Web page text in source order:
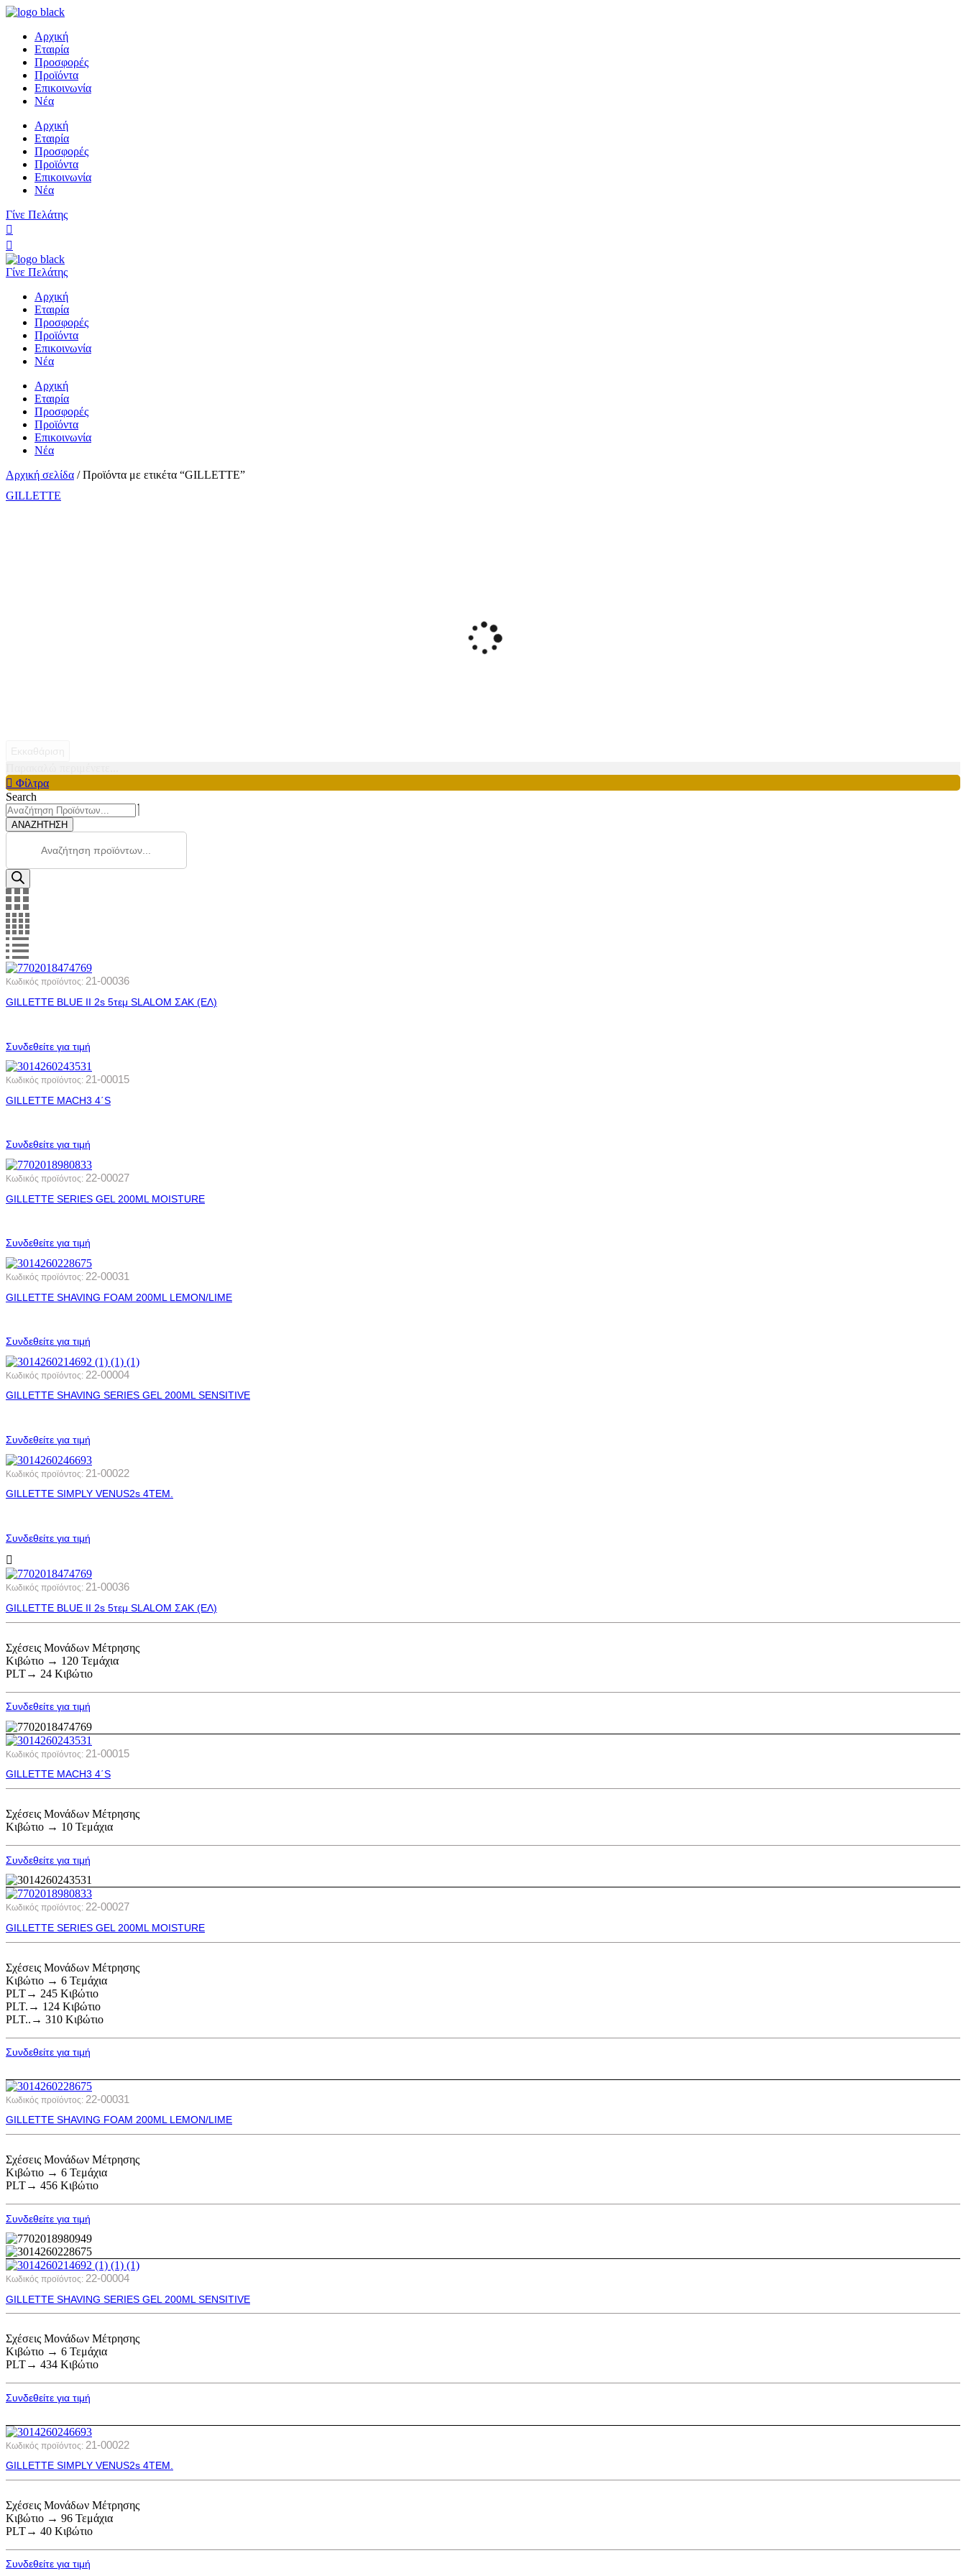
Αρχική
Εταιρία
Προσφορές
Προϊόντα
Επικοινωνία
Νέα
Αρχική
Εταιρία
Προσφορές
Προϊόντα
Επικοινωνία
Νέα
Γίνε Πελάτης
Γίνε Πελάτης
Αρχική
Εταιρία
Προσφορές
Προϊόντα
Επικοινωνία
Νέα
Αρχική
Εταιρία
Προσφορές
Προϊόντα
Επικοινωνία
Νέα
Αρχική σελίδα / Προϊόντα με ετικέτα “GILLETTE”
GILLETTE
Φίλτρα
Search
ΑΝΑΖΗΤΗΣΗ
Products
Κωδικός προϊόντος: 21-00036
GILLETTE BLUE ΙΙ 2s 5τεμ SLALOM ΣΑΚ (ΕΛ)
Συνδεθείτε για τιμή
Κωδικός προϊόντος: 21-00015
GILLETTE MACH3 4΄S
Συνδεθείτε για τιμή
Κωδικός προϊόντος: 22-00027
GILLETTE SERIES GEL 200ML MOISTURE
Συνδεθείτε για τιμή
Κωδικός προϊόντος: 22-00031
GILLETTE SHAVING FOAM 200ML LEMON/LIME
Συνδεθείτε για τιμή
Κωδικός προϊόντος: 22-00004
GILLETTE SHAVING SERIES GEL 200ML SENSITIVE
Συνδεθείτε για τιμή
Κωδικός προϊόντος: 21-00022
GILLETTE SIMPLY VENUS2s 4ΤΕΜ.
Συνδεθείτε για τιμή
Κωδικός προϊόντος: 21-00036
GILLETTE BLUE ΙΙ 2s 5τεμ SLALOM ΣΑΚ (ΕΛ)
Σχέσεις Μονάδων Μέτρησης
Κιβώτιο → 120 Τεμάχια
PLT→ 24 Κιβώτιο
Συνδεθείτε για τιμή
Κωδικός προϊόντος: 21-00015
GILLETTE MACH3 4΄S
Σχέσεις Μονάδων Μέτρησης
Κιβώτιο → 10 Τεμάχια
Συνδεθείτε για τιμή
Κωδικός προϊόντος: 22-00027
GILLETTE SERIES GEL 200ML MOISTURE
Σχέσεις Μονάδων Μέτρησης
Κιβώτιο → 6 Τεμάχια
PLT→ 245 Κιβώτιο
PLT.→ 124 Κιβώτιο
PLT..→ 310 Κιβώτιο
Συνδεθείτε για τιμή
Κωδικός προϊόντος: 22-00031
GILLETTE SHAVING FOAM 200ML LEMON/LIME
Σχέσεις Μονάδων Μέτρησης
Κιβώτιο → 6 Τεμάχια
PLT→ 456 Κιβώτιο
Συνδεθείτε για τιμή
Κωδικός προϊόντος: 22-00004
GILLETTE SHAVING SERIES GEL 200ML SENSITIVE
Σχέσεις Μονάδων Μέτρησης
Κιβώτιο → 6 Τεμάχια
PLT→ 434 Κιβώτιο
Συνδεθείτε για τιμή
Κωδικός προϊόντος: 21-00022
GILLETTE SIMPLY VENUS2s 4ΤΕΜ.
Σχέσεις Μονάδων Μέτρησης
Κιβώτιο → 96 Τεμάχια
PLT→ 40 Κιβώτιο
Συνδεθείτε για τιμή